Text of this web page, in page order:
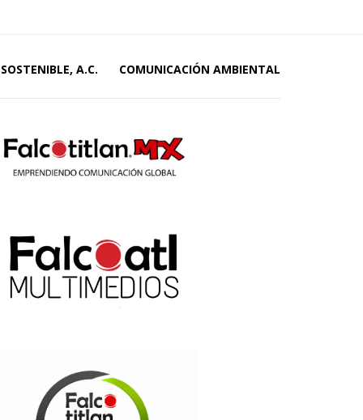
A.C. COMUNICACIÓN AMBIENTAL